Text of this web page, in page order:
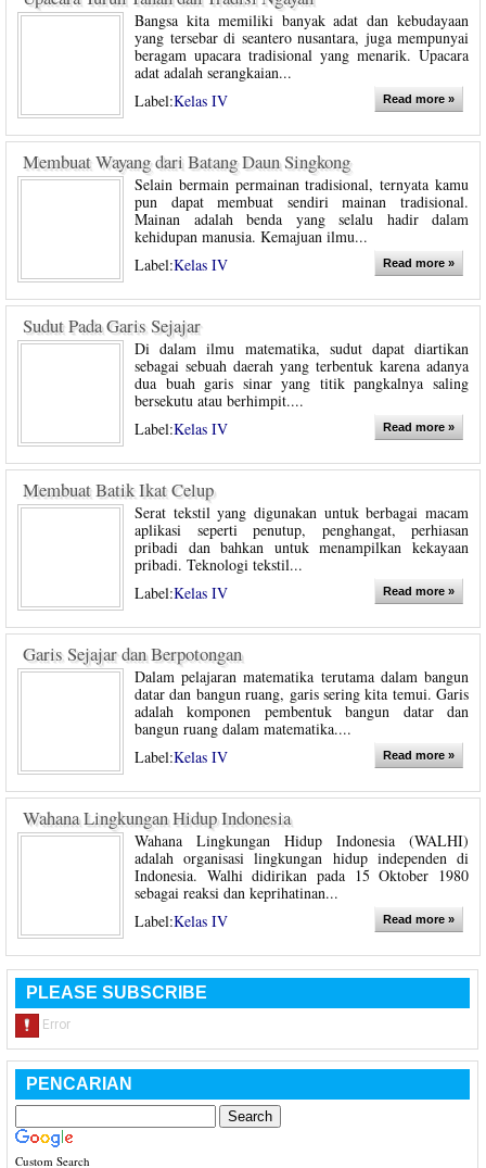
Bangsa kita memiliki banyak adat dan kebudayaan
yang tersebar di seantero nusantara, juga mempunyai
beragam upacara tradisional yang menarik. Upacara
adat adalah serangkaian...
Label:Kelas IV Read more »
Membuat Wayang dari Batang Daun Singkong
Selain bermain permainan tradisional, ternyata kamu
pun dapat membuat sendiri mainan tradisional.
Mainan adalah benda yang selalu hadir dalam
kehidupan manusia. Kemajuan ilmu...
Label:Kelas IV Read more »
Sudut Pada Garis Sejajar
Di dalam ilmu matematika, sudut dapat diartikan
sebagai sebuah daerah yang terbentuk karena adanya
dua buah garis sinar yang titik pangkalnya saling
bersekutu atau berhimpit....
Label:Kelas IV Read more »
Membuat Batik Ikat Celup
Serat tekstil yang digunakan untuk berbagai macam
aplikasi seperti penutup, penghangat, perhiasan
pribadi dan bahkan untuk menampilkan kekayaan
pribadi. Teknologi tekstil...
Label:Kelas IV Read more »
Garis Sejajar dan Berpotongan
Dalam pelajaran matematika terutama dalam bangun
datar dan bangun ruang, garis sering kita temui. Garis
adalah komponen pembentuk bangun datar dan
bangun ruang dalam matematika....
Label:Kelas IV Read more »
Wahana Lingkungan Hidup Indonesia
Wahana Lingkungan Hidup Indonesia (WALHI)
adalah organisasi lingkungan hidup independen di
Indonesia. Walhi didirikan pada 15 Oktober 1980
sebagai reaksi dan keprihatinan...
Label:Kelas IV Read more »
PLEASE SUBSCRIBE
PENCARIAN
Custom Search